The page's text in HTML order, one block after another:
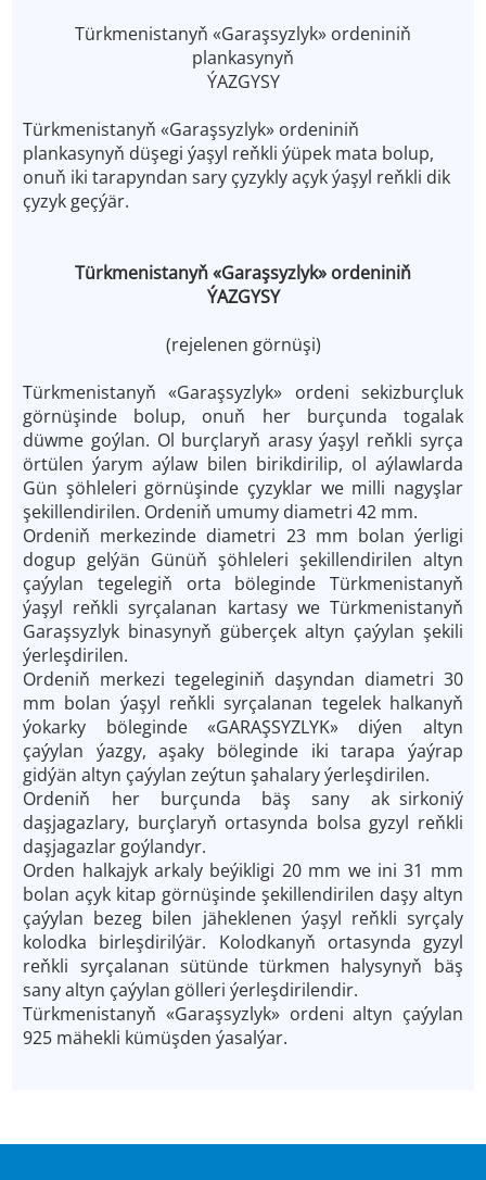
Türkmenistanyň «Garaşsyzlyk» ordeniniň
plankasynyň
ÝAZGYSY
Türkmenistanyň «Garaşsyzlyk» ordeniniň
plankasynyň düşegi ýaşyl reňkli ýüpek mata bolup,
onuň iki tarapyndan sary çyzykly açyk ýaşyl reňkli dik
çyzyk geçýär.
Türkmenistanyň «Garaşsyzlyk» ordeniniň
ÝAZGYSY
(rejelenen görnüşi)
Türkmenistanyň «Garaşsyzlyk» ordeni sekizburçluk
görnüşinde bolup, onuň her burçunda togalak
düwme goýlan. Ol burçlaryň arasy ýaşyl reňkli syrça
örtülen ýarym aýlaw bilen birikdirilip, ol aýlawlarda
Gün şöhleleri görnüşinde çyzyklar we milli nagyşlar
şekillendirilen. Ordeniň umumy diametri 42 mm.
Ordeniň merkezinde diametri 23 mm bolan ýerligi
dogup gelýän Günüň şöhleleri şekillendirilen altyn
çaýylan tegelegiň orta böleginde Türkmenistanyň
ýaşyl reňkli syrçalanan kartasy we Türkmenistanyň
Garaşsyzlyk binasynyň güberçek altyn çaýylan şekili
ýerleşdirilen.
Ordeniň merkezi tegeleginiň daşyndan diametri 30
mm bolan ýaşyl reňkli syrçalanan tegelek halkanyň
ýokarky böleginde «GARAŞSYZLYK» diýen altyn
çaýylan ýazgy, aşaky böleginde iki tarapa ýaýrap
gidýän altyn çaýylan zeýtun şahalary ýerleşdirilen.
Ordeniň her burçunda bäş sany aka sirkoniý
daşjagazlary, burçlaryň ortasynda bolsa gyzyl reňkli
daşjagazlar goýlandyr.
Orden halkajyk arkaly beýikligi 20 mm we ini 31 mm
bolan açyk kitap görnüşinde şekillendirilen daşy altyn
çaýylan bezeg bilen jäheklenen ýaşyl reňkli syrçaly
kolodka birleşdirilýär. Kolodkanyň ortasynda gyzyl
reňkli syrçalanan sütünde türkmen halysynyň bäş
sany altyn çaýylan gölleri ýerleşdirilendir.
Türkmenistanyň «Garaşsyzlyk» ordeni altyn çaýylan
925 mähekli kümüşden ýasalýar.